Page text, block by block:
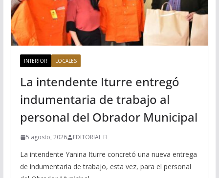
INTERIOR LOCALES
La intendente Iturre entregó
indumentaria de trabajo al
personal del Obrador Municipal
5 agosto, 2026 EDITORIAL FL
La intendente Yanina Iturre concretó una nueva entrega
de indumentaria de trabajo, esta vez, para el personal